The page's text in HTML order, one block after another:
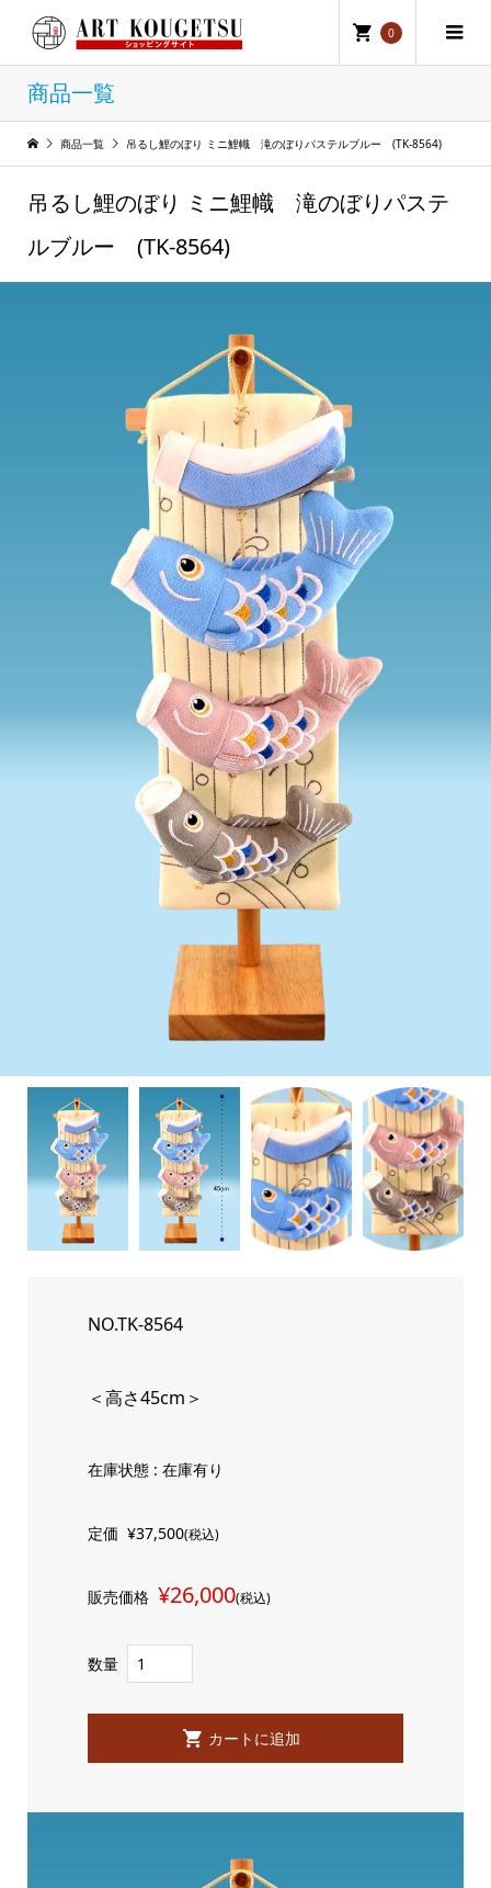
0
商品一覧
商品一覧 吊るし鯉のぼり ミニ鯉幟 滝のぼりパステルブルー (TK-8564)
吊るし鯉のぼり ミニ鯉幟 滝のぼりパステ
ルブルー (TK-8564)
NO.TK-8564
＜高さ45cm＞
在庫状態 : 在庫有り
定価 ¥37,500(税込)
販売価格 ¥26,000(税込)
数量